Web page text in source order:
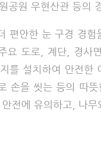
공원 우현산관 등의
편안한 눈 구경 경
요 도로, 계단, 경사
를 설치하여 안전한
손을 씻는 등의 따
전에 유의하고, 나